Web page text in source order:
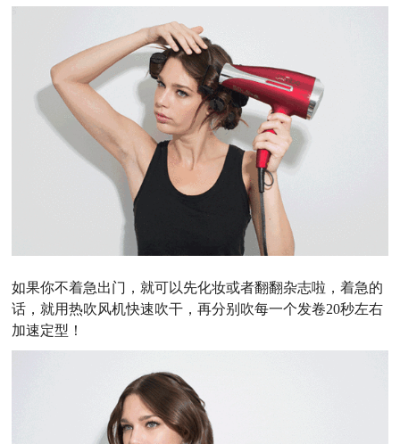
如果你不着急出门，就可以先化妆或者翻翻杂志啦，着急的
话，就用热吹风机快速吹干，再分别吹每一个发卷20秒左右
加速定型！